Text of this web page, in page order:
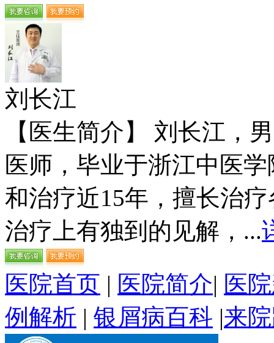
刘长江
【医生简介】 刘长江，
医师，毕业于浙江中医
和治疗近15年，擅长治
治疗上有独到的见解，...
医院首页 | 医院简介| 医
例解析 | 银屑病百科 |来